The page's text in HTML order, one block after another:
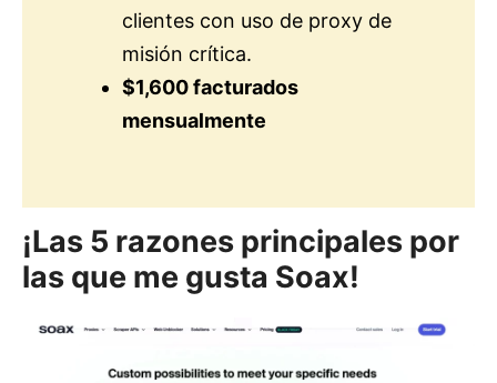
clientes con uso de proxy de
misión crítica.
$1,600 facturados
mensualmente
¡Las 5 razones principales por
las que me gusta Soax!